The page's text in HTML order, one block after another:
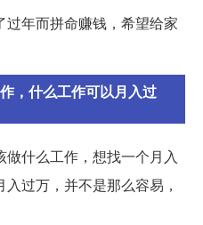
年而拼命赚钱，希望给家
，什么工作可以月入过
什么工作，想找一个月入
过万，并不是那么容易，